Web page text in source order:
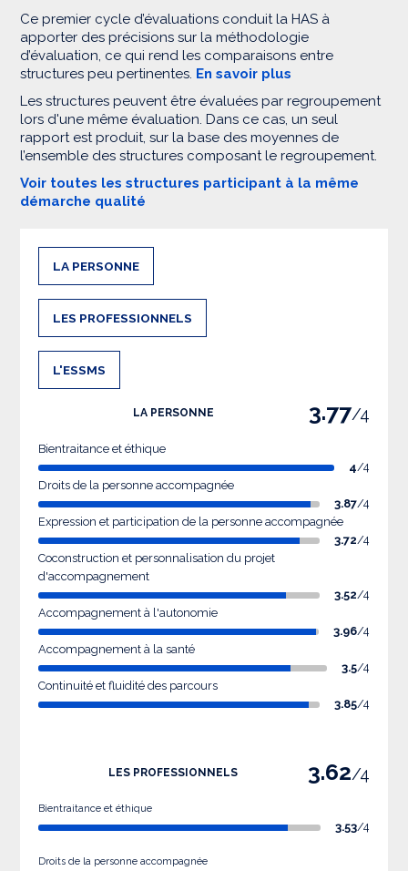
Ce premier cycle d’évaluations conduit la HAS à
apporter des précisions sur la méthodologie
d’évaluation, ce qui rend les comparaisons entre
structures peu pertinentes. En savoir plus
Les structures peuvent être évaluées par regroupement
lors d'une même évaluation. Dans ce cas, un seul
rapport est produit, sur la base des moyennes de
l’ensemble des structures composant le regroupement.
Voir toutes les structures participant à la même
démarche qualité
LA PERSONNE
LES PROFESSIONNELS
L'ESSMS
LA PERSONNE 3.77/4
Bientraitance et éthique
4/4
Droits de la personne accompagnée
3.87/4
Expression et participation de la personne accompagnée
3.72/4
Coconstruction et personnalisation du projet
d'accompagnement
3.52/4
Accompagnement à l'autonomie
3.96/4
Accompagnement à la santé
3.5/4
Continuité et fluidité des parcours
3.85/4
LES PROFESSIONNELS 3.62/4
Bientraitance et éthique
3.53/4
Droits de la personne accompagnée